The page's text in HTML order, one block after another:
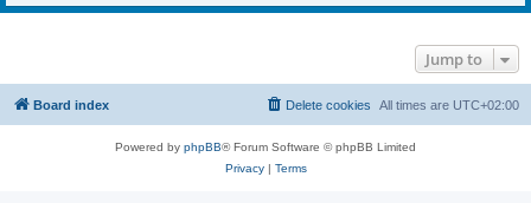
Jump to
Board index All times are UTC+02:00
Delete cookies
Powered by phpBB® Forum Software © phpBB Limited
Privacy| Terms